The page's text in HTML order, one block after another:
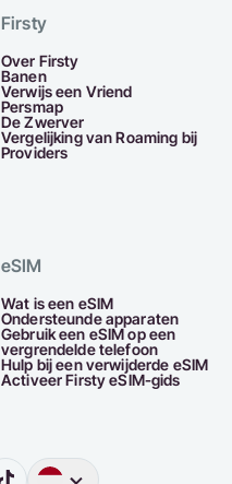
Firsty
Over Firsty
Banen
Verwijs een Vriend
Persmap
De Zwerver
Vergelijking van Roaming bij
Providers
eSIM
Wat is een eSIM
Ondersteunde apparaten
Gebruik een eSIM op een
vergrendelde telefoon
Hulp bij een verwijderde eSIM
Activeer Firsty eSIM-gids